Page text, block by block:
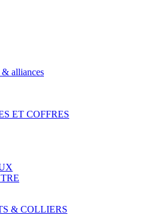
& alliances
ET COFFRES
& COLLIERS